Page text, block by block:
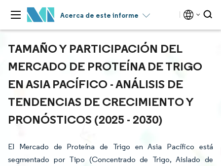
Acerca de este informe
TAMAÑO Y PARTICIPACIÓN DEL
MERCADO DE PROTEÍNA DE TRIGO
EN ASIA PACÍFICO - ANÁLISIS DE
TENDENCIAS DE CRECIMIENTO Y
PRONÓSTICOS (2025 - 2030)
El Mercado de Proteína de Trigo en Asia Pacífico está
segmentado por Tipo (Concentrado de Trigo, Aislado de